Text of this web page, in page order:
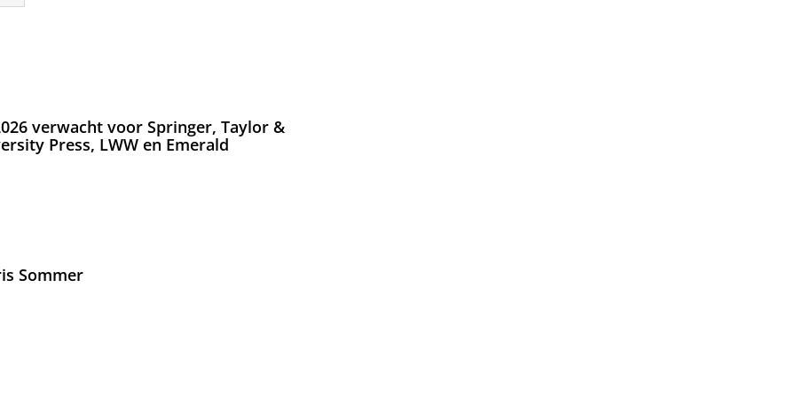
verwacht voor Springer, Taylor &
Press, LWW en Emerald
Sommer